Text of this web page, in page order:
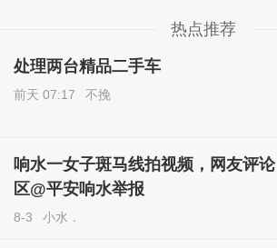
热点推荐
处理两台精品二手车
前天 07:17 不挽
响水一女子斑马线拍视频，网友评论
区@平安响水举报
8-3 小水．